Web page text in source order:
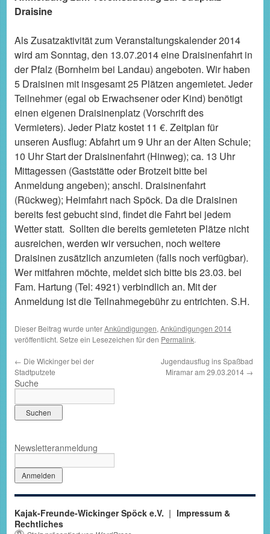
Draisine
Als Zusatzaktivität zum Veranstaltungskalender 2014
wird am Sonntag, den 13.07.2014 eine Draisinenfahrt in
der Pfalz (Bornheim bei Landau) angeboten. Wir haben
5 Draisinen mit insgesamt 25 Plätzen angemietet. Jeder
Teilnehmer (egal ob Erwachsener oder Kind) benötigt
einen eigenen Draisinenplatz (Vorschrift des
Vermieters). Jeder Platz kostet 11 €. Zeitplan für
unseren Ausflug: Abfahrt um 9 Uhr an der Alten Schule;
10 Uhr Start der Draisinenfahrt (Hinweg); ca. 13 Uhr
Mittagessen (Gaststätte oder Brotzeit bitte bei
Anmeldung angeben); anschl. Draisinenfahrt
(Rückweg); Heimfahrt nach Spöck. Da die Draisinen
bereits fest gebucht sind, findet die Fahrt bei jedem
Wetter statt. Sollten die bereits gemieteten Plätze nicht
ausreichen, werden wir versuchen, noch weitere
Draisinen zusätzlich anzumieten (falls noch verfügbar).
Wer mitfahren möchte, meldet sich bitte bis 23.03. bei
Fam. Hartung (Tel: 4921) verbindlich an. Mit der
Anmeldung ist die Teilnahmegebühr zu entrichten. S.H.
Dieser Beitrag wurde unterAnkündigungen, Ankündigungen 2014
veröffentlicht. Setze ein Lesezeichen für den Permalink.
← Die Wickinger bei der
Stadtputzete
Jugendausflug ins Spaßbad
Miramar am 29.03.2014 →
Suche
Newsletteranmeldung
Kajak-Freunde-Wickinger Spöck e.V.
Impressum &
Rechtliches